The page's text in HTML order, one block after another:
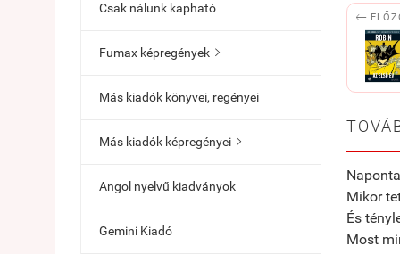
Csak nálunk kapható
Fumax képregények 
Más kiadók könyvei, regényei
Más kiadók képregényei 
Angol nyelvű kiadványok
Gemini Kiadó

Mikor
És
Most